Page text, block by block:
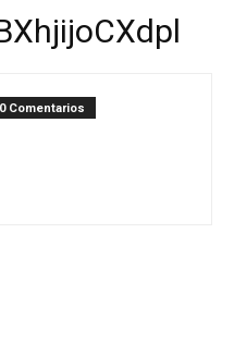
0 Comentarios